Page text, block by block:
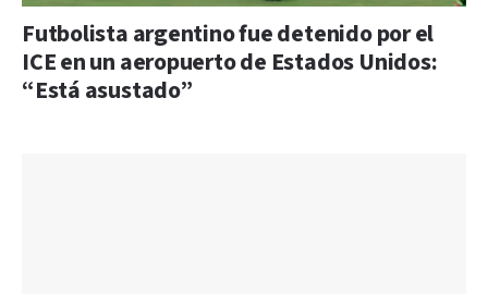
Futbolista argentino fue detenido por el
ICE en un aeropuerto de Estados Unidos:
“Está asustado”